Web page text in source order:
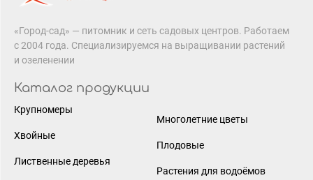
«Город-сад» — питомник и сеть садовых центров. Работаем
с 2004 года. Специализируемся на выращивании растений
и озеленении
Каталог продукции
Крупномеры
Хвойные
Лиственные деревья
Многолетние цветы
Плодовые
Растения для водоёмов